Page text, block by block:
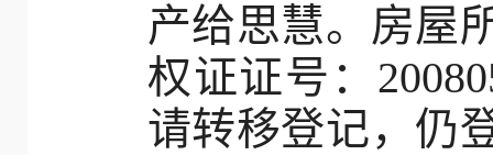
产给思慧。房屋
权证证号：
请转移登记，仍